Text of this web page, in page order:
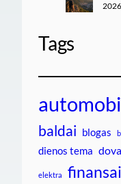
Tags
baldai blogas
dienos tema
elektra finansai